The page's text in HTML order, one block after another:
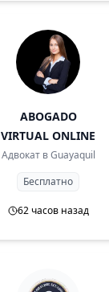
ABOGADO
VIRTUAL ONLINE
Адвокат в Guayaquil
Бесплатно
62 часов назад